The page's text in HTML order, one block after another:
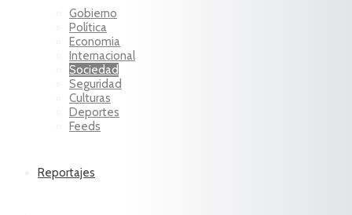
Gobierno
Política
Economia
Internacional
Sociedad
Seguridad
Culturas
Deportes
Feeds
Reportajes